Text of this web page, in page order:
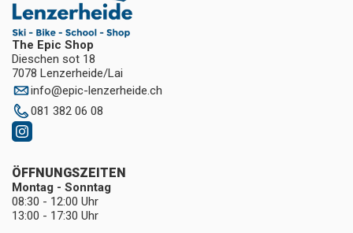
The Epic Shop
Dieschen sot 18
7078 Lenzerheide/Lai
info@epic-lenzerheide.ch
081 382 06 08
ÖFFNUNGSZEITEN
Montag - Sonntag
08:30 - 12:00 Uhr
13:00 - 17:30 Uhr